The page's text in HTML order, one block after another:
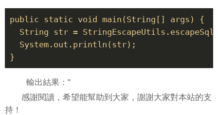
public static void main(String[] args) {
String str =
  System.out.println(str);
輸出結果：''
感謝閱讀，希望能幫助到大家，謝謝大家對本站的支
持！